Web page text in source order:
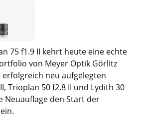
75 f1.9 II kehrt heute eine echte
von Meyer Optik Görlitz
erfolgreich neu aufgelegten
Trioplan 50 f2.8 II und Lydith 30
Neuauflage den Start der